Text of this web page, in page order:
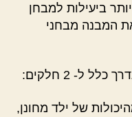
ביעילות למבחן
המבנה מבחני
ל- 2 חלקים:
של ילד מחונן,